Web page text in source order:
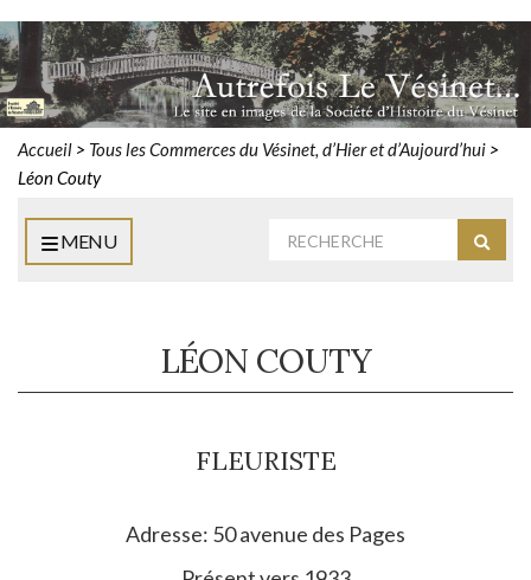
Accueil > Tous les Commerces du Vésinet, d’Hier et d’Aujourd’hui >
Léon Couty
MENU
LÉON COUTY
FLEURISTE
Adresse: 50 avenue des Pages